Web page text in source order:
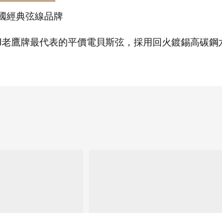
經典弦線品牌
鷹牌最代表的平價電貝斯弦，採用回火鍍錫高碳